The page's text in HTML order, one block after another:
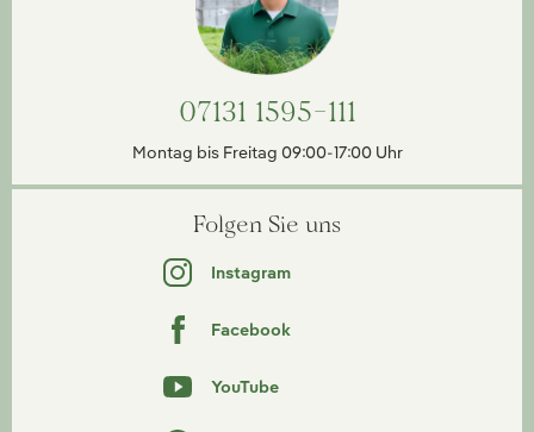
07131 1595-111
Montag bis Freitag 09:00-17:00 Uhr
Folgen Sie uns
Instagram
Facebook
YouTube